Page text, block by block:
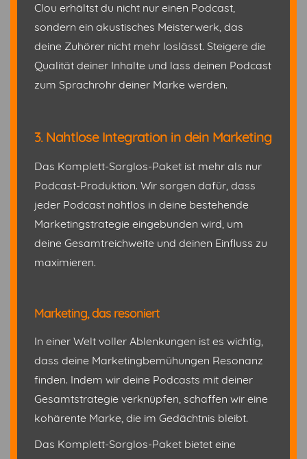
Clou erhältst du nicht nur einen Podcast,
sondern ein akustisches Meisterwerk, das
deine Zuhörer nicht mehr loslässt. Steigere die
Qualität deiner Inhalte und lass deinen Podcast
zum Sprachrohr deiner Marke werden.
3. Nahtlose Integration in dein Marketing
Das Komplett-Sorglos-Paket ist mehr als nur
Podcast-Produktion. Wir sorgen dafür, dass
jeder Podcast nahtlos in deine bestehende
Marketingstrategie eingebunden wird, um
deine Gesamtreichweite und deinen Einfluss zu
maximieren.
Marketing, das resoniert
In einer Welt voller Ablenkungen ist es wichtig,
dass deine Marketingbemühungen Resonanz
finden. Indem wir deine Podcasts mit deiner
Gesamtstrategie verknüpfen, schaffen wir eine
kohärente Marke, die im Gedächtnis bleibt.
Das Komplett-Sorglos-Paket bietet eine